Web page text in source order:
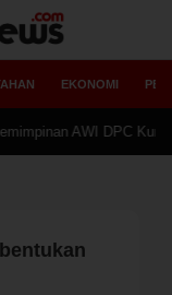
EKONOMI